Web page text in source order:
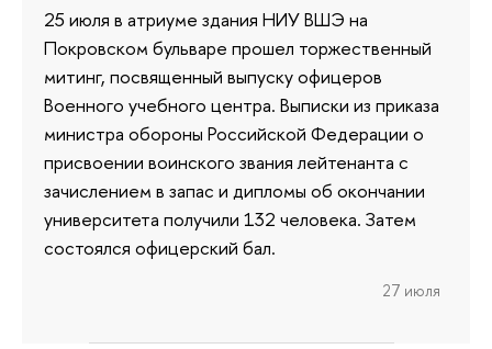
25 июля в атриуме здания НИУ ВШЭ на
Покровском бульваре прошел торжественный
митинг, посвященный выпуску офицеров
Военного учебного центра. Выписки из приказа
министра обороны Российской Федерации о
присвоении воинского звания лейтенанта с
зачислением в запас и дипломы об окончании
университета получили 132 человека. Затем
состоялся офицерский бал.
27 июля